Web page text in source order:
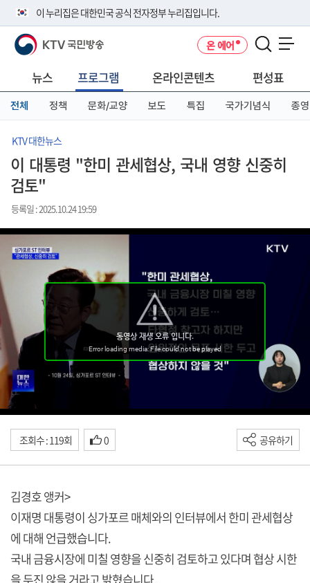
이 누리집은 대한민국 공식 전자정부 누리집입니다.
공식 누리집 주소 확인하기
니다.
이밖에 or.kr 또는 .kr등 다른 도메인 주소를 사용하고 있다면 아래 URL에
서 도메인 주소를 확인해 보세요
KTV 국민방송 온 에어
뉴스 프로그램 온라인콘텐츠 편성표
전체 정책 문화/교양 보도 특집 국가기념식 종영
KTV 대한뉴스
이 대통령 "한미 관세협상, 국내 영향 신중히
검토"
등록일 : 2025.10.24 19:59
조회수 : 119회 0 공유하기
김경호 앵커>
이재명 대통령이 싱가포르 매체와의 인터뷰에서 한미 관세협상
에 대해 언급했습니다.
국내 금융시장에 미칠 영향을 신중히 검토하고 있다며 협상 시한
을 두진 않을 거라고 밝혔습니다.